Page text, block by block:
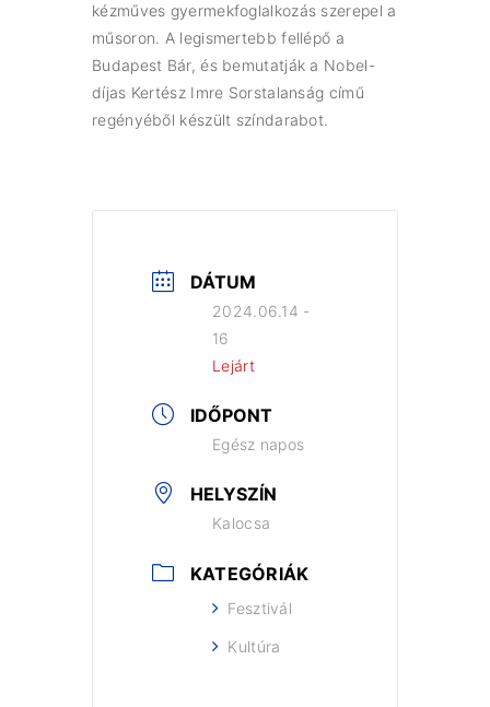
kézműves gyermekfoglalkozás szerepel a
műsoron. A legismertebb fellépő a
Budapest Bár, és bemutatják a Nobel-
díjas Kertész Imre Sorstalanság című
regényéből készült színdarabot.
DÁTUM
2024.06.14 -
16
Lejárt
IDŐPONT
Egész napos
HELYSZÍN
Kalocsa
KATEGÓRIÁK
Fesztivál
Kultúra